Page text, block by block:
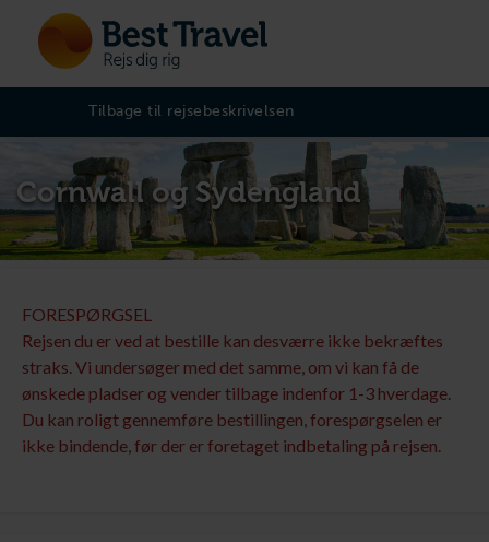
Tilbage til rejsebeskrivelsen
Cornwall og Sydengland
FORESPØRGSEL
Rejsen du er ved at bestille kan desværre ikke bekræftes
straks. Vi undersøger med det samme, om vi kan få de
ønskede pladser og vender tilbage indenfor 1-3 hverdage.
Du kan roligt gennemføre bestillingen, forespørgselen er
ikke bindende, før der er foretaget indbetaling på rejsen.